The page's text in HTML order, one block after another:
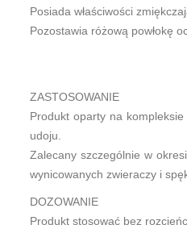
Posiada właściwości
Pozostawia różową powłokę
ZASTOSOWANIE
Produkt oparty na
udoju.
Zalecany szczególnie w
wynicowanych zwieraczy i
DOZOWANIE
Produkt stosować bez